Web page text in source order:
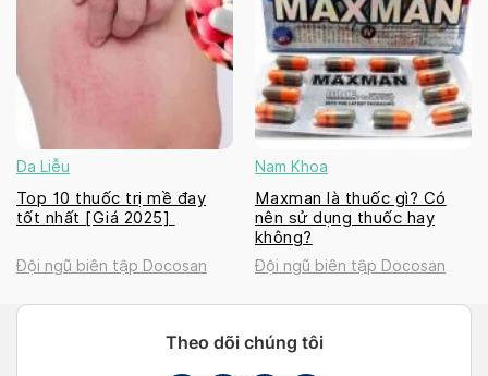
Da Liễu
Top 10 thuốc trị mề đay
tốt nhất [Giá 2025]
Đội ngũ biên tập Docosan
Nam Khoa
Maxman là thuốc gì? Có
nên sử dụng thuốc hay
không?
Đội ngũ biên tập Docosan
Theo dõi chúng tôi